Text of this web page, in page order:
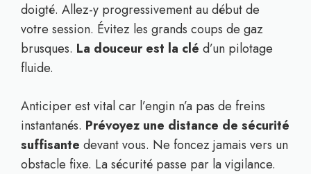
doigté. Allez-y progressivement au début de
votre session. Évitez les grands coups de gaz
brusques. La douceur est la clé d’un pilotage
fluide.
Anticiper est vital car l’engin n’a pas de freins
instantanés. Prévoyez une distance de sécurité
suffisante devant vous. Ne foncez jamais vers un
obstacle fixe. La sécurité passe par la vigilance.